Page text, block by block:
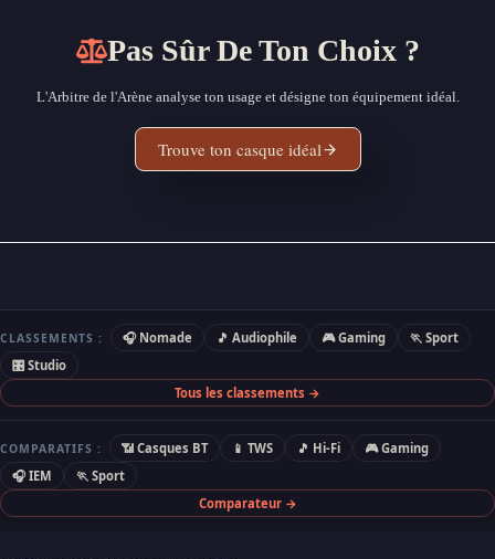
Pas Sûr De Ton Choix ?
L'Arbitre de l'Arène analyse ton usage et désigne ton équipement idéal.
Trouve ton casque idéal
CLASSEMENTS : 🎧 Nomade 🎵 Audiophile 🎮 Gaming
🏃 Sport
🎛 Studio
Tous les classements →
COMPARATIFS : 📶 Casques BT 📱 TWS 🎵 Hi-Fi
🎮 Gaming
🎧 IEM
🏃 Sport
Comparateur →